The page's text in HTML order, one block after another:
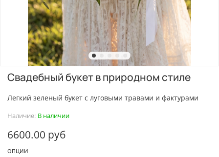
Наличие: В наличии
Свадебный букет в природном стиле
6600.00 руб
ОПЦИИ
Легкий зеленый букет с луговыми травами и фактурами